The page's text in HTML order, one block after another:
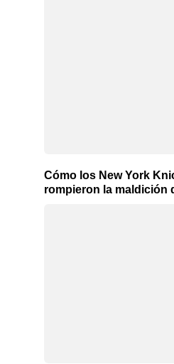
Cómo los New York
rompieron la maldición